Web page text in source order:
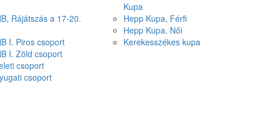
Rájátszás a 17-20.
I. Piros csoport
I. Zöld csoport
csoport
csoport
Kupa
Hepp Kupa, Férfi
Hepp Kupa, Női
Kerekesszékes kupa